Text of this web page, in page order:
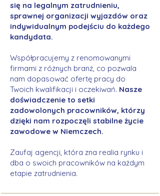
się na legalnym zatrudnieniu,
sprawnej organizacji wyjazdów oraz
indywidualnym podejściu do każdego
kandydata.
Współpracujemy z renomowanymi
firmami z różnych branż, co pozwala
nam dopasować ofertę pracy do
Twoich kwalifikacji i oczekiwań. Nasze
doświadczenie to setki
zadowolonych pracowników, którzy
dzięki nam rozpoczęli stabilne życie
zawodowe w Niemczech.
Zaufaj agencji, która zna realia rynku i
dba o swoich pracowników na każdym
etapie zatrudnienia.